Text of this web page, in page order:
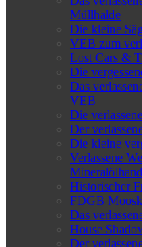
Müllhalde
Die kleine
VEB zum
Lost Cars &
Die
Das
VEB
Die
Der
Die kleine
Verlassene
Historischer
FDGB
Das
House
Der